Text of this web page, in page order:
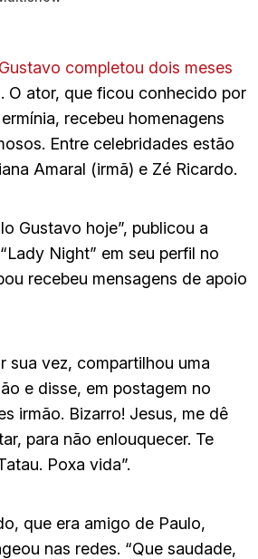
completou dois meses
. O ator, que ficou conhecido por
recebeu homenagens
Entre celebridades estão
Amaral (irmã) e Zé Ricardo.
Gustavo hoje”, publicou a
Night” em seu perfil no
recebeu mensagens de apoio
sua vez, compartilhou uma
e disse, em postagem no
irmão. Bizarro! Jesus, me dê
para não enlouquecer. Te
Poxa vida”.
que era amigo de Paulo,
nas redes. “Que saudade,